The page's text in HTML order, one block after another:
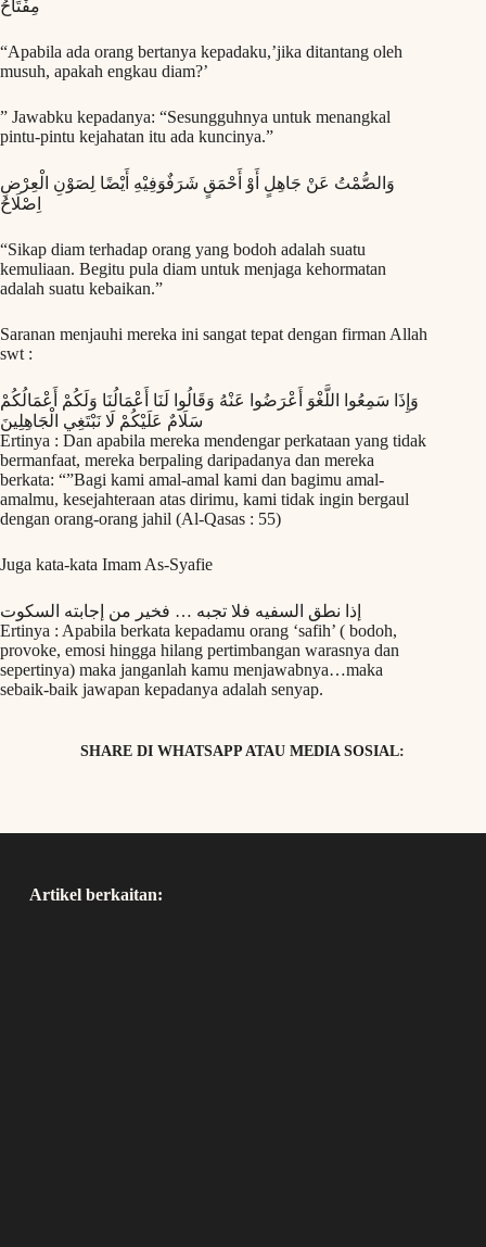
ﻣِﻔْﺘَﺎﺡُ
“Apabila ada orang bertanya kepadaku,’jika ditantang oleh
musuh, apakah engkau diam?’
” Jawabku kepadanya: “Sesungguhnya untuk menangkal
pintu-pintu kejahatan itu ada kuncinya.”
ﻭَﺍﻟﺼُّﻤْﺖُ ﻋَﻦْ ﺟَﺎﻫِﻞٍ ﺃَﻭْ ﺃَﺣْﻤَﻖٍ ﺷَﺮَﻓٌﻮَﻓِﻴْﻪِ ﺃَﻳْﻀًﺎ ﻟِﺼَﻮْﻥِ ﺍﻟْﻌِﺮْﺽِ
ﺍِﺻْﻠَﺎﺡُ
“Sikap diam terhadap orang yang bodoh adalah suatu
kemuliaan. Begitu pula diam untuk menjaga kehormatan
adalah suatu kebaikan.”
Saranan menjauhi mereka ini sangat tepat dengan firman Allah
swt :
وَإِذَا سَمِعُوا اللَّغْوَ أَعْرَضُوا عَنْهُ وَقَالُوا لَنَا أَعْمَالُنَا وَلَكُمْ أَعْمَالُكُمْ
سَلَامٌ عَلَيْكُمْ لَا نَبْتَغِي الْجَاهِلِينَ
Ertinya : Dan apabila mereka mendengar perkataan yang tidak
bermanfaat, mereka berpaling daripadanya dan mereka
berkata: “”Bagi kami amal-amal kami dan bagimu amal-
amalmu, kesejahteraan atas dirimu, kami tidak ingin bergaul
dengan orang-orang jahil (Al-Qasas : 55)
Juga kata-kata Imam As-Syafie
إذا نطق السفيه فلا تجبه … فخير من إجابته السكوت
Ertinya : Apabila berkata kepadamu orang ‘safih’ ( bodoh,
provoke, emosi hingga hilang pertimbangan warasnya dan
sepertinya) maka janganlah kamu menjawabnya…maka
sebaik-baik jawapan kepadanya adalah senyap.
SHARE DI WHATSAPP ATAU MEDIA SOSIAL:
Artikel berkaitan: